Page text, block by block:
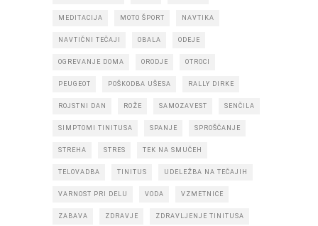
MEDITACIJA MOTO ŠPORT NAVTIKA
NAVTIČNI TEČAJI OBALA ODEJE
OGREVANJE DOMA ORODJE OTROCI
PEUGEOT POŠKODBA UŠESA RALLY DIRKE
ROJSTNI DAN ROŽE SAMOZAVEST SENČILA
SIMPTOMI TINITUSA SPANJE SPROŠČANJE
STREHA STRES TEK NA SMUČEH
TELOVADBA TINITUS UDELEŽBA NA TEČAJIH
VARNOST PRI DELU VODA VZMETNICE
ZABAVA ZDRAVJE ZDRAVLJENJE TINITUSA